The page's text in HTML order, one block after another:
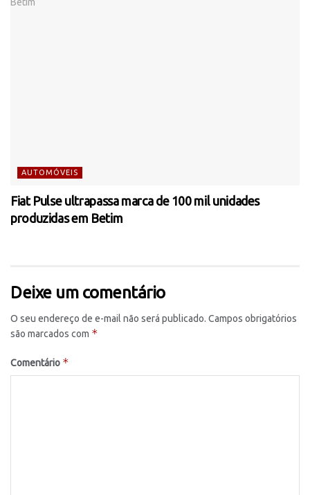
AUTOMÓVEIS
Fiat Pulse ultrapassa marca de 100 mil unidades
produzidas em Betim
Deixe um comentário
O seu endereço de e-mail não será publicado. Campos obrigatórios
são marcados com *
Comentário *